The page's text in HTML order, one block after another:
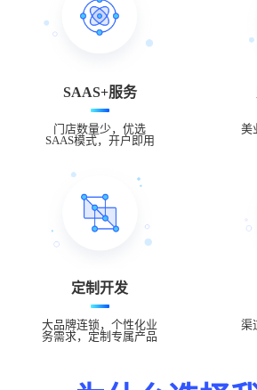
SAAS+服务
门店数量少，优选
SAAS模式，开户即用
美
定制开发
大品牌连锁，个性化业
务需求，定制专属产品
渠